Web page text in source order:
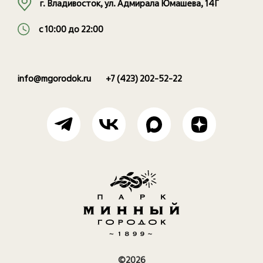
г. Владивосток, ул. Адмирала Юмашева, 14Г
с 10:00 до 22:00
info@mgorodok.ru +7 (423) 202-52-22
©2026